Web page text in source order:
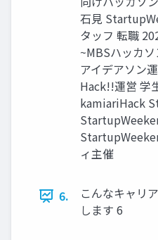
⽯⾒
タッフ 転職
~MBSハッカ
アイデアソン
Hack!!運営 学
kamiariHack
ィ主催
6.
こんなキャリ
します 6